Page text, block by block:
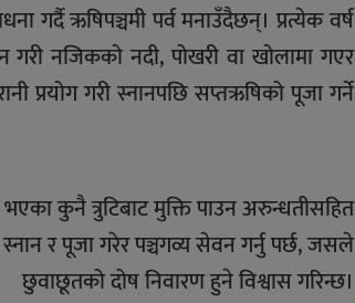
ऋषिपञ्चमी पर्व मनाउँदैछन्। प्रत्येक वर्ष
गरी नजिकको नदी, पोखरी वा खोलामा गएर
प्रयोग गरी स्नानपछि सप्तऋषिको पूजा गर्ने
कुनै त्रुटिबाट मुक्ति पाउन अरुन्धतीसहित
र पूजा गरेर पञ्चगव्य सेवन गर्नु पर्छ, जसले
छुवाछूतको दोष निवारण हुने विश्वास गरिन्छ।